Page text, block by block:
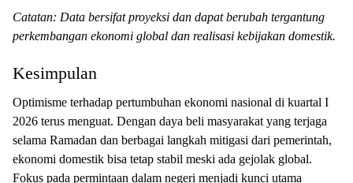
Catatan: Data bersifat proyeksi dan dapat berubah tergantung
perkembangan ekonomi global dan realisasi kebijakan domestik.
Kesimpulan
Optimisme terhadap pertumbuhan ekonomi nasional di kuartal I
2026 terus menguat. Dengan daya beli masyarakat yang terjaga
selama Ramadan dan berbagai langkah mitigasi dari pemerintah,
ekonomi domestik bisa tetap stabil meski ada gejolak global.
Fokus pada permintaan dalam negeri menjadi kunci utama